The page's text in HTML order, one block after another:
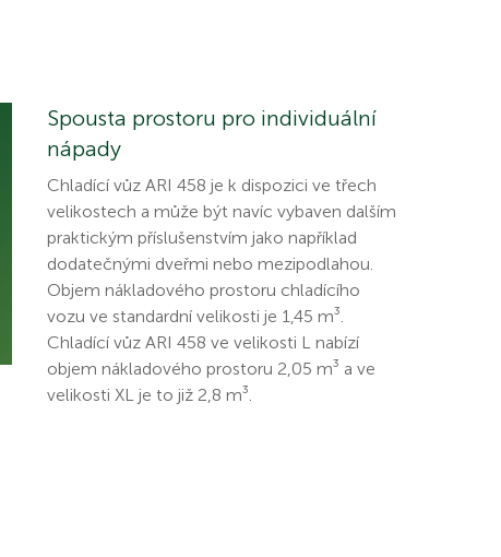
Spousta prostoru pro individuální
nápady
Chladící vůz ARI 458 je k dispozici ve třech
velikostech a může být navíc vybaven dalším
praktickým příslušenstvím jako například
dodatečnými dveřmi nebo mezipodlahou.
Objem nákladového prostoru chladícího
vozu ve standardní velikosti je 1,45 m³.
Chladící vůz ARI 458 ve velikosti L nabízí
objem nákladového prostoru 2,05 m³ a ve
velikosti XL je to již 2,8 m³.